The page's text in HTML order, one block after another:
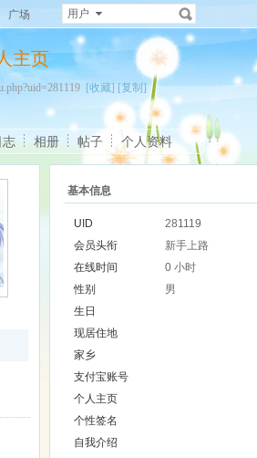
广场 用户
主页
[收藏] [复制]
志 相册 帖子 个人资料
基本信息
UID
281119
会员头衔
新手上路
在线时间
0 小时
性别
男
生日
现居住地
家乡
支付宝账号
个人主页
个性签名
自我介绍